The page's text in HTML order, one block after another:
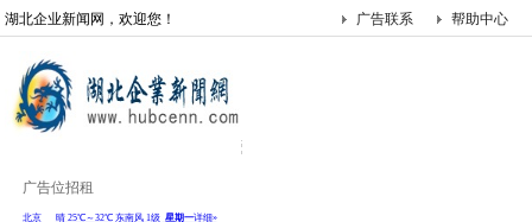
湖北企业新闻网，欢迎您！ 帮助中心
广告联系
广告位招租